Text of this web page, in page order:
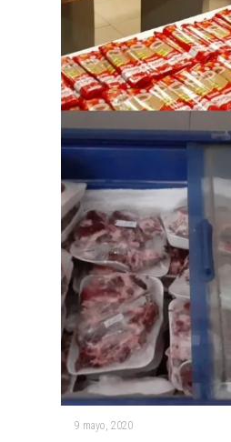
9 mayo, 2020